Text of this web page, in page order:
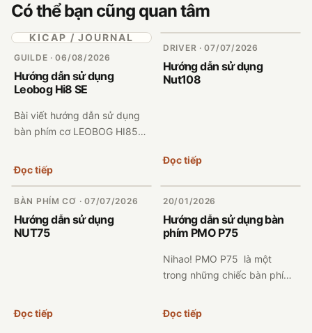
Có thể bạn cũng quan tâm
KICAP / JOURNAL
GUILDE · 06/08/2026
Hướng dẫn sử dụng
Leobog Hi8 SE
Bài viết hướng dẫn sử dụng
bàn phím cơ LEOBOG HI85E
KICAP Guide Engine. Người
dùng có thể xem nhanh cách
sạc pin, kết nối ...
Đọc tiếp
DRIVER · 07/07/2026
Hướng dẫn sử dụng
Nut108
Đọc tiếp
BÀN PHÍM CƠ · 07/07/2026
Hướng dẫn sử dụng
NUT75
Đọc tiếp
20/01/2026
Hướng dẫn sử dụng bàn
phím PMO P75
Nihao! PMO P75 là một
trong những chiếc bàn phím
kế layout 75%, đèn nền RGB,
3 chế độ, núm xoay, màn hì...
Đọc tiếp